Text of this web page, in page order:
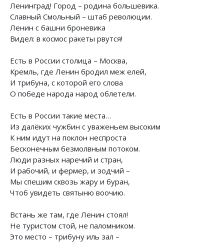
Ленинград! Город – родина большевика.
Славный Смольный – штаб революции.
Ленин с башни броневика
Видел: в космос ракеты рвутся!
Есть в России столица – Москва,
Кремль, где Ленин бродил меж елей,
И трибуна, с которой его слова
О победе народа народ облетели.
Есть в России такие места…
Из далёких чужбин с уваженьем высоким
К ним идут на поклон неспроста
Бесконечным безмолвным потоком.
Люди разных наречий и стран,
И рабочий, и фермер, и зодчий –
Мы спешим сквозь жару и буран,
Чтоб увидеть святыню воочию.
Встань же там, где Ленин стоял!
Не туристом стой, не паломником.
Это место – трибуну иль зал –